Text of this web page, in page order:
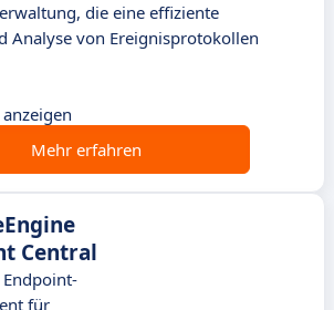
die eine effiziente
Analyse von Ereignisprotokollen
Mehr erfahren
Central
Endpoint-
für